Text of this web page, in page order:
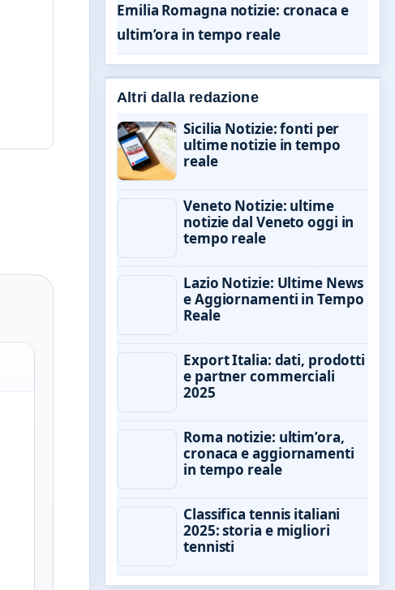
Emilia Romagna notizie: cronaca e
ultim’ora in tempo reale
Altri dalla redazione
Sicilia Notizie: fonti per
ultime notizie in tempo
reale
Veneto Notizie: ultime
notizie dal Veneto oggi in
tempo reale
Lazio Notizie: Ultime News
e Aggiornamenti in Tempo
Reale
Export Italia: dati, prodotti
e partner commerciali
2025
Roma notizie: ultim’ora,
cronaca e aggiornamenti
in tempo reale
Classifica tennis italiani
2025: storia e migliori
tennisti